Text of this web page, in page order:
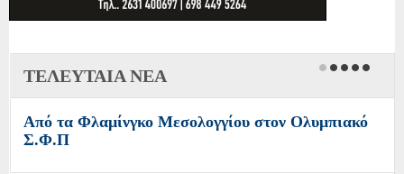
ΤΕΛΕΥΤΑΙΑ ΝΕΑ
Από τα Φλαμίνγκο Μεσολογγίου στον Ολυμπιακό
Σ.Φ.Π